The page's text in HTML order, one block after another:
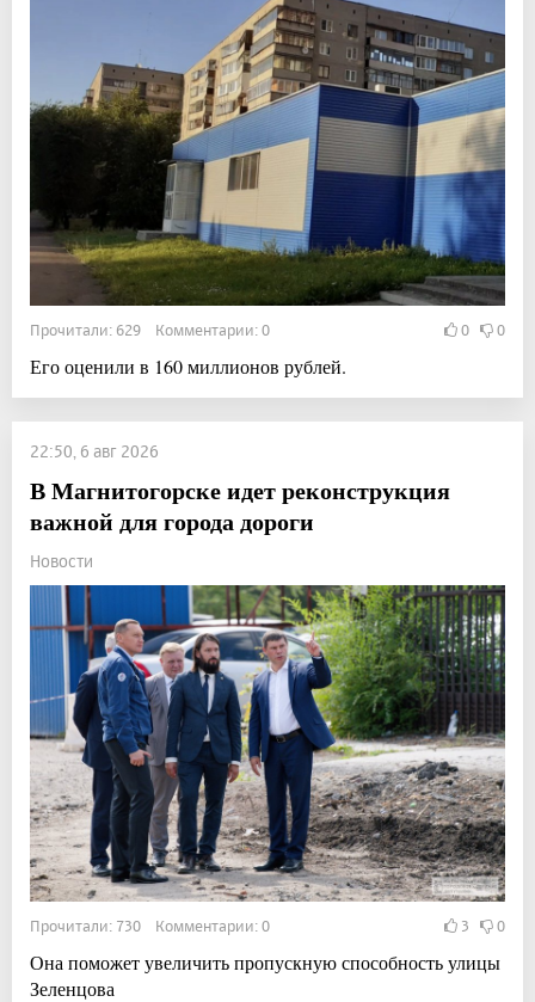
Прочитали: 629 Комментарии: 0 0 0
Его оценили в 160 миллионов рублей.
22:50, 6 авг 2026
В Магнитогорске идет реконструкция
важной для города дороги
Новости
Прочитали: 730 Комментарии: 0 3 0
Она поможет увеличить пропускную способность улицы
Зеленцова